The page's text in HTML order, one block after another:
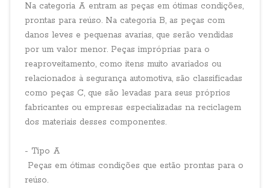
Na categoria A entram as peças em ótimas condições,
prontas para reúso. Na categoria B, as peças com
danos leves e pequenas avarias, que serão vendidas
por um valor menor. Peças impróprias para o
reaproveitamento, como itens muito avariados ou
relacionados à segurança automotiva, são classificadas
como peças C, que são levadas para seus próprios
fabricantes ou empresas especializadas na reciclagem
dos materiais desses componentes.
- Tipo A
Peças em ótimas condições que estão prontas para o
reúso.